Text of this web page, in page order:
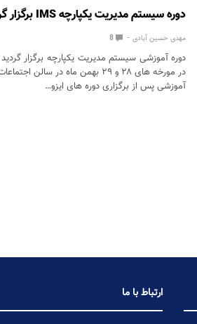
دوره سیستم مدیریت یکپارچه IMS برگزار گردید
مهدی حسین آبادی 8
در مورخه های ۲۸ و ۲۹ بهمن ماه در
آموزشی پس از برگزاری دوره های ایزو…
ارتباط با ما